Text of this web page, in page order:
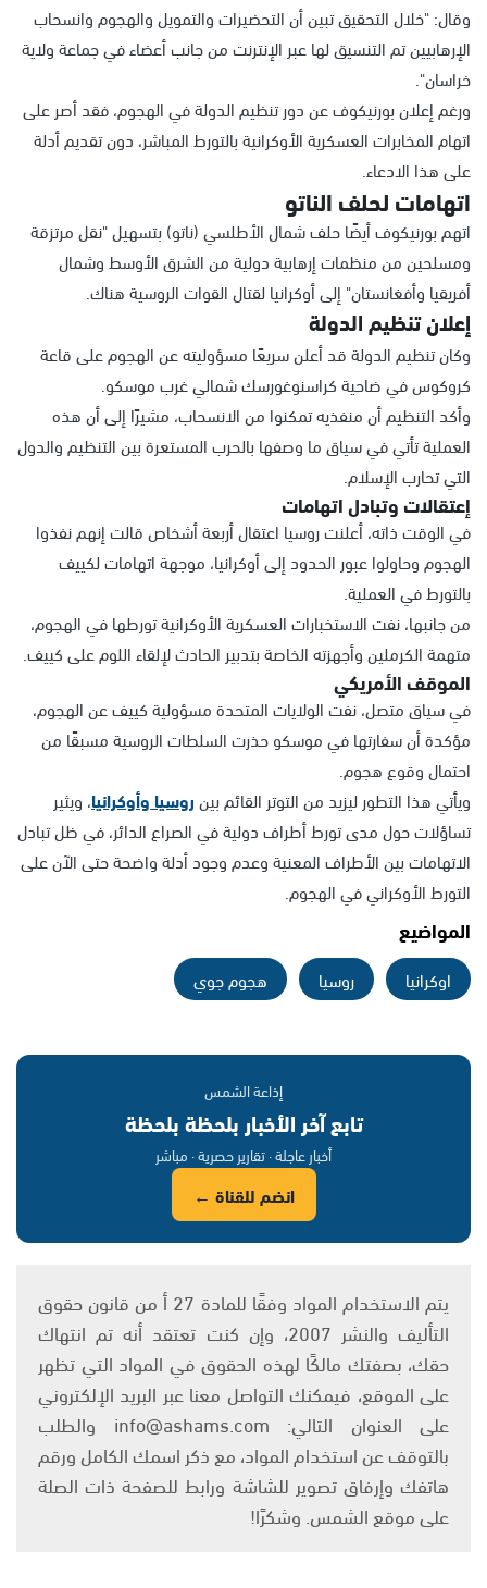
وقال: "خلال التحقيق تبين أن التحضيرات والتمويل والهجوم وانسحاب
الإرهابيين تم التنسيق لها عبر الإنترنت من جانب أعضاء في جماعة ولاية
خراسان".
ورغم إعلان بورنيكوف عن دور تنظيم الدولة في الهجوم، فقد أصر على
اتهام المخابرات العسكرية الأوكرانية بالتورط المباشر، دون تقديم أدلة
على هذا الادعاء.
اتهامات لحلف الناتو
اتهم بورنيكوف أيضًا حلف شمال الأطلسي (ناتو) بتسهيل "نقل مرتزقة
ومسلحين من منظمات إرهابية دولية من الشرق الأوسط وشمال
أفريقيا وأفغانستان" إلى أوكرانيا لقتال القوات الروسية هناك.
إعلان تنظيم الدولة
وكان تنظيم الدولة قد أعلن سريعًا مسؤوليته عن الهجوم على قاعة
كروكوس في ضاحية كراسنوغورسك شمالي غرب موسكو.
وأكد التنظيم أن منفذيه تمكنوا من الانسحاب، مشيرًا إلى أن هذه
العملية تأتي في سياق ما وصفها بالحرب المستعرة بين التنظيم والدول
التي تحارب الإسلام.
إعتقالات وتبادل اتهامات
في الوقت ذاته، أعلنت روسيا اعتقال أربعة أشخاص قالت إنهم نفذوا
الهجوم وحاولوا عبور الحدود إلى أوكرانيا، موجهة اتهامات لكييف
بالتورط في العملية.
من جانبها، نفت الاستخبارات العسكرية الأوكرانية تورطها في الهجوم،
متهمة الكرملين وأجهزته الخاصة بتدبير الحادث لإلقاء اللوم على كييف.
الموقف الأمريكي
في سياق متصل، نفت الولايات المتحدة مسؤولية كييف عن الهجوم،
مؤكدة أن سفارتها في موسكو حذرت السلطات الروسية مسبقًا من
احتمال وقوع هجوم.
ويأتي هذا التطور ليزيد من التوتر القائم بينروسيا وأوكرانيا، ويثير
تساؤلات حول مدى تورط أطراف دولية في الصراع الدائر، في ظل تبادل
الاتهامات بين الأطراف المعنية وعدم وجود أدلة واضحة حتى الآن على
التورط الأوكراني في الهجوم.
المواضيع
اوكرانيا روسيا هجوم جوي
إذاعة الشمس
تابع آخر الأخبار بلحظة بلحظة
أخبار عاجلة · تقارير حصرية · مباشر
انضم للقناة ←
يتم الاستخدام المواد وفقًا للمادة 27 أ من قانون حقوق
التأليف والنشر 2007، وإن كنت تعتقد أنه تم انتهاك
حقك، بصفتك مالكًا لهذه الحقوق في المواد التي تظهر
على الموقع، فيمكنك التواصل معنا عبر البريد الإلكتروني
على العنوان التالي: info@ashams.com والطلب
بالتوقف عن استخدام المواد، مع ذكر اسمك الكامل ورقم
هاتفك وإرفاق تصوير للشاشة ورابط للصفحة ذات الصلة
على موقع الشمس. وشكرًا!